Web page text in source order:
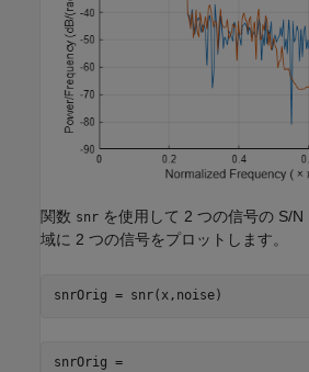
関数 snr を使用して 2 つの信号の S/
域に 2 つの信号をプロットします。
snrOrig = snr(x,noise)
snrOrig =